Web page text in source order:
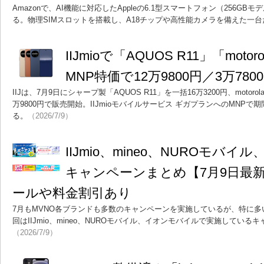
Amazonで、AI機能に対応したAppleの6.1型スマートフォン（256GBモ
る。物理SIMスロットを搭載し、A18チップや高性能カメラを備えた一台
IIJmioで「AQUOS R11」「
MNP特価で12万9800円／3万
IIJは、7月9日にシャープ製「AQUOS R11」を一括16万3200円、
万9800円で販売開始。IIJmioモバイルサービス ギガプランへのMNPで
る。
（2026/7/9）
IIJmio、mineo、NUROモバイル
キャンペーンまとめ【7月9日最
ールや料金割引あり
7月もMVNO各ブランドも多数のキャンペーンを実施しているが、特に
回はIIJmio、mineo、NUROモバイル、イオンモバイルで実施しているキ
（2026/7/9）